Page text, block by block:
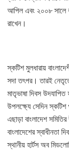
আপিল এবং ২০০৮ সালে
রাখেন।
স্কটিশ মুলধারায়
সদা তৎপর। তারই
মাতৃভাষা দিবস
উপলক্ষ্যে সেদিন স্কটিশ
এছাড়া বাংলাদেশ
বাংলাদেশের স্বাধীনতা
স্থানীয় হার্টস অব